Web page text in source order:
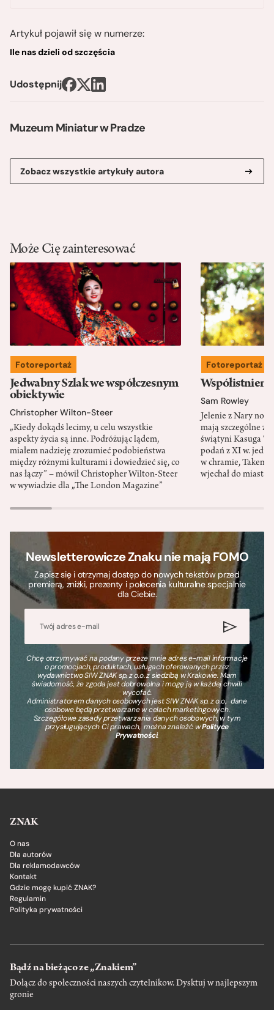
Muzeum Miniatur w Pradze
Zobacz wszystkie artykuły autora
Artykuł pojawił się w numerze:
Ile nas dzieli od szczęścia
Udostępnij
Może Cię zainteresować
Fotoreportaż
Jedwabny Szlak we współczesnym
obiektywie
Christopher Wilton-Steer
„Kiedy dokądś lecimy, u celu wszystkie
aspekty życia są inne. Podróżując lądem,
miałem nadzieję zrozumieć podobieństwa
między różnymi kulturami i dowiedzieć się, co
nas łączy” – mówił Christopher Wilton-Steer
w wywiadzie dla „The London Magazine”
Fotoreportaż
Sam Rowley
Jelenie z Nary
mają szczególne
świątyni Kasuga
podań z XI w.
w chramie,
wjechał do miasta
Newsletterowicze Znaku nie mają FOMO
Zapisz się i otrzymaj dostęp do nowych tekstów przed
premierą, zniżki, prezenty i polecenia kulturalne specjalnie
dla Ciebie.
Chcę otrzymywać na podany przeze mnie adres e-mail informacje
o promocjach, produktach, usługach oferowanych przez
wydawnictwo SIW ZNAK sp. z o.o. z siedzibą w Krakowie. Mam
świadomość, że zgoda jest dobrowolna i mogę ją w każdej chwili
wycofać.
Administratorem danych osobowych jest SIW ZNAK sp. z o.o., dane
osobowe będą przetwarzane w celach marketingowych.
Szczegółowe zasady przetwarzania danych osobowych, w tym
przysługujących Ci prawach, można znaleźć wPolityce
Prywatności.
ZNAK
O nas
Dla autorów
Dla reklamodawców
Kontakt
Gdzie mogę kupić ZNAK?
Regulamin
Polityka prywatności
Bądź na bieżąco ze „Znakiem”
Dołącz do społeczności naszych czytelnikow. Dysktuj w najlepszym
gronie